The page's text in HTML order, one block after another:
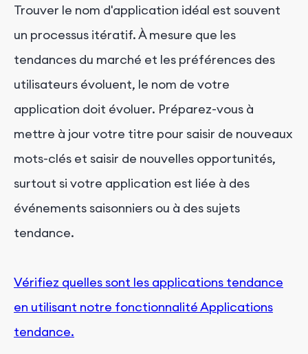
Trouver le nom d'application idéal est souvent
un processus itératif. À mesure que les
tendances du marché et les préférences des
utilisateurs évoluent, le nom de votre
application doit évoluer. Préparez-vous à
mettre à jour votre titre pour saisir de nouveaux
mots-clés et saisir de nouvelles opportunités,
surtout si votre application est liée à des
événements saisonniers ou à des sujets
tendance.
Vérifiez quelles sont les applications tendance
en utilisant notre fonctionnalité Applications
tendance.